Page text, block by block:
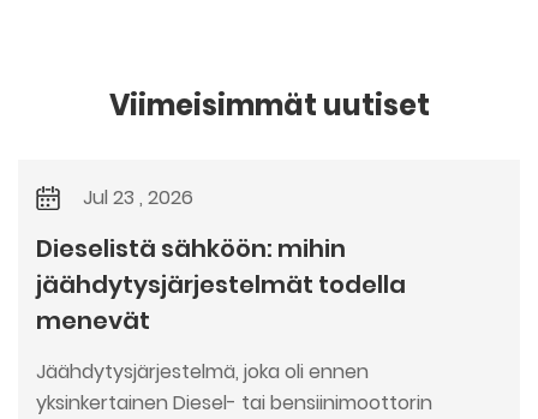
Viimeisimmät uutiset
Jul 23 , 2026
Dieselistä sähköön: mihin
jäähdytysjärjestelmät todella
menevät
Jäähdytysjärjestelmä, joka oli ennen
yksinkertainen Diesel- tai bensiinimoottorin